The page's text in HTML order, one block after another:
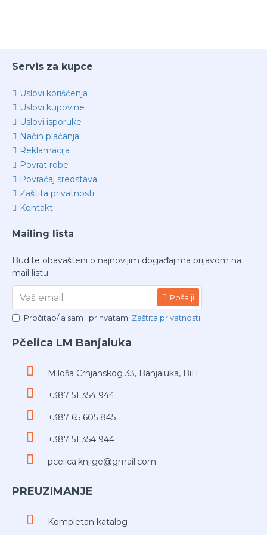
Servis za kupce
Uslovi korišćenja
Uslovi kupovine
Uslovi isporuke
Način plaćanja
Reklamacija
Povrat robe
Povraćaj sredstava
Zaštita privatnosti
Kontakt
Mailing lista
Budite obavašteni o najnovijim događajima prijavom na
mail listu
Pošalji
Pročitao/la sam i prihvatam Zaštita privatnosti
Pčelica LM Banjaluka
Miloša Crnjanskog 33, Banjaluka, BiH
+387 51 354 944
+387 65 605 845
+387 51 354 944
pcelica.knjige@gmail.com
PREUZIMANJE
Kompletan katalog